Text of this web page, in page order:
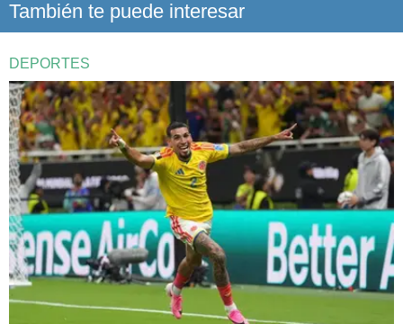
También te puede interesar
DEPORTES